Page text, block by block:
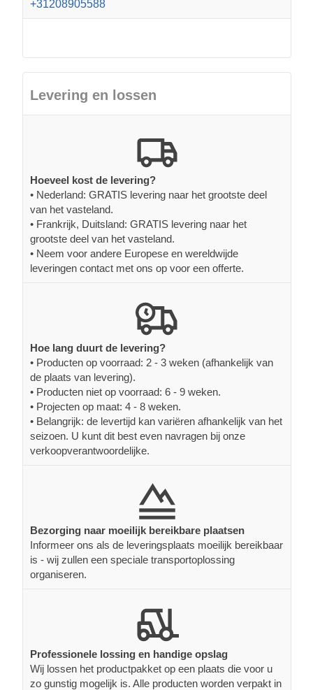
+31208905588
Levering en lossen
Hoeveel kost de levering?
• Nederland: GRATIS levering naar het grootste deel
van het vasteland.
• Frankrijk, Duitsland: GRATIS levering naar het
grootste deel van het vasteland.
• Neem voor andere Europese en wereldwijde
leveringen contact met ons op voor een offerte.
Hoe lang duurt de levering?
• Producten op voorraad: 2 - 3 weken (afhankelijk van
de plaats van levering).
• Producten niet op voorraad: 6 - 9 weken.
• Projecten op maat: 4 - 8 weken.
• Belangrijk: de levertijd kan variëren afhankelijk van het
seizoen. U kunt dit best even navragen bij onze
verkoopverantwoordelijke.
Bezorging naar moeilijk bereikbare plaatsen
Informeer ons als de leveringsplaats moeilijk bereikbaar
is - wij zullen een speciale transportoplossing
organiseren.
Professionele lossing en handige opslag
Wij lossen het productpakket op een plaats die voor u
zo gunstig mogelijk is. Alle producten worden verpakt in